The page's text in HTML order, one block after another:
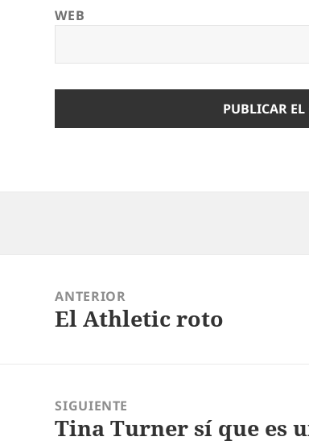
WEB
entradas
ANTERIOR
Entrada
El Athletic roto
SIGUIENTE
Entrada
Tina Turner sí que es